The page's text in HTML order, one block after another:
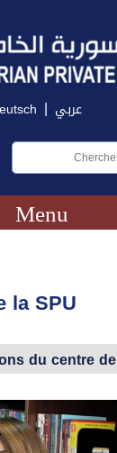
| عربي
Menu
la SPU
du centre de
(DCRS)